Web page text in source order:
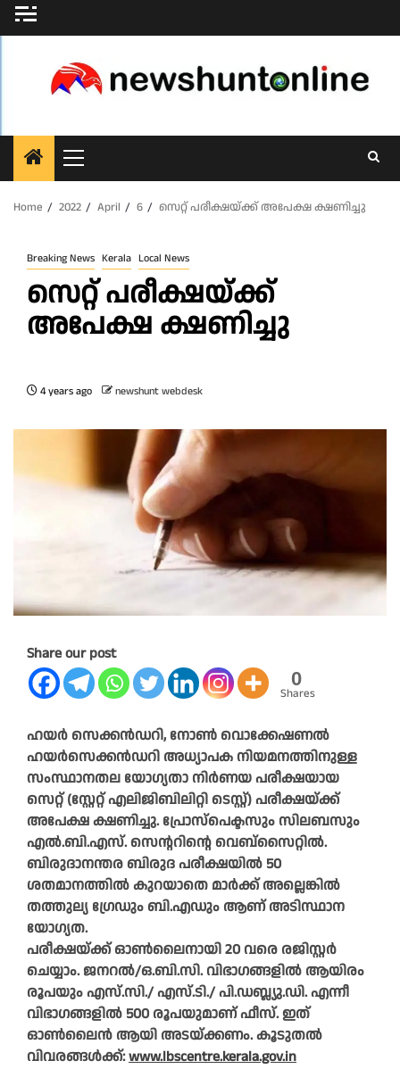
Skip
to
Primary
Menu
Home
2022 April 6 സെറ്റ് പരീക്ഷയ്ക്ക് അപേക്ഷ ക്ഷണിച്ചു
Breaking News Kerala Local News
സെറ്റ് പരീക്ഷയ്ക്ക്
അപേക്ഷ ക്ഷണിച്ചു
4 years ago newshunt webdesk
Share our post
0
Shares
ഹയർ സെക്കൻഡറി, നോൺ വൊക്കേഷണൽ
ഹയർസെക്കൻഡറി അധ്യാപക നിയമനത്തിനുള്ള
സംസ്ഥാനതല യോഗ്യതാ നിർണയ പരീക്ഷയായ
സെറ്റ് (സ്റ്റേറ്റ് എലിജിബിലിറ്റി ടെസ്റ്റ്) പരീക്ഷയ്ക്ക്
അപേക്ഷ ക്ഷണിച്ചു. പ്രോസ്‌പെക്ടസും സിലബസും
എൽ.ബി.എസ്. സെന്ററിന്റെ വെബ്‌സൈറ്റിൽ.
ബിരുദാനന്തര ബിരുദ പരീക്ഷയിൽ 50
ശതമാനത്തിൽ കുറയാതെ മാർക്ക് അല്ലെങ്കിൽ
തത്തുല്യ ഗ്രേഡും ബി.എഡും ആണ് അടിസ്ഥാന
യോഗ്യത.
പരീക്ഷയ്ക്ക് ഓൺലൈനായി 20 വരെ രജിസ്റ്റർ
ചെയ്യാം. ജനറൽ/ഒ.ബി.സി. വിഭാഗങ്ങളിൽ ആയിരം
രൂപയും എസ്.സി./ എസ്.ടി./ പി.ഡബ്ല്യു.ഡി. എന്നീ
വിഭാഗങ്ങളിൽ 500 രൂപയുമാണ് ഫീസ്. ഇത്
ഓൺലൈൻ ആയി അടയ്ക്കണം. കൂടുതൽ
വിവരങ്ങൾക്ക്:www.lbscentre.kerala.gov.in